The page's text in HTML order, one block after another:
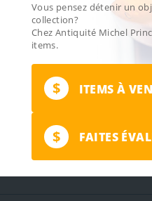
Vous pensez détenir un
collection?
Chez Antiquité Michel
items.
$ ITEMS À
$ FAITES